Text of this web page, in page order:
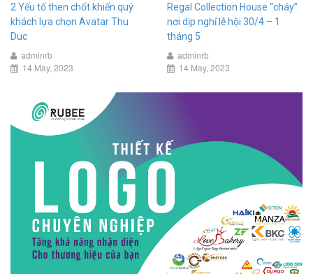
2 Yếu tố then chốt khiến quý
khách lựa chọn Avatar Thu
Duc
adminrb
14 May, 2023
Regal Collection House “cháy”
nơi dịp nghỉ lễ hội 30/4 – 1
tháng 5
adminrb
14 May, 2023